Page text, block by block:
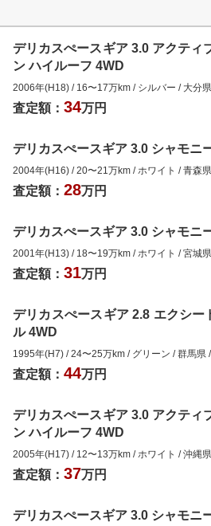
デリカスぺースギア 3.0 アクティ
ン ハイルーフ 4WD
2006年(H18) / 16〜17万km / シルバー / 大分県
査定額： 34万円
デリカスぺースギア 3.0 シャモニ
2004年(H16) /20〜21 万km / ホワイト /青森県
査定額： 28万円
デリカスぺースギア 3.0 シャモニ
2001年(H13) / 18〜19万km / ホワイト /宮城県
査定額： 31万円
デリカスぺースギア 2.8 エクシー
ル 4WD
1995年(H7) /24〜25万km / グリーン /群馬県 /
査定額： 44万円
デリカスぺースギア 3.0 アクティ
ン ハイルーフ 4WD
2005年(H17) / 12〜13万km / ホワイト /沖縄県
査定額： 37万円
デリカスぺースギア 3.0 シャモニ